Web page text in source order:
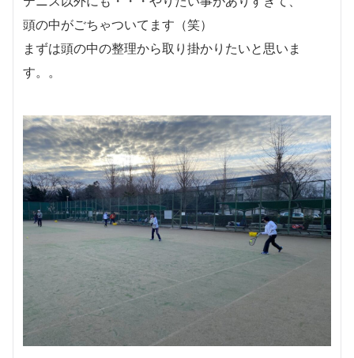
頭の中がごちゃついてます（笑）
まずは頭の中の整理から取り掛かりたいと思いま
す。。